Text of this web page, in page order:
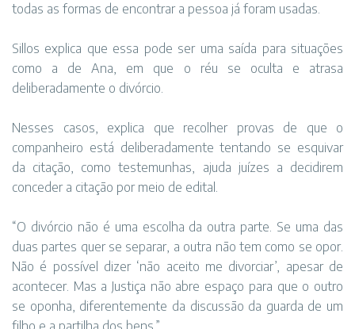
todas as formas de encontrar a pessoa já foram usadas.
Sillos explica que essa pode ser uma saída para situações
como a de Ana, em que o réu se oculta e atrasa
deliberadamente o divórcio.
Nesses casos, explica que recolher provas de que o
companheiro está deliberadamente tentando se esquivar
da citação, como testemunhas, ajuda juízes a decidirem
conceder a citação por meio de edital.
“O divórcio não é uma escolha da outra parte. Se uma das
duas partes quer se separar, a outra não tem como se opor.
Não é possível dizer ‘não aceito me divorciar’, apesar de
acontecer. Mas a Justiça não abre espaço para que o outro
se oponha, diferentemente da discussão da guarda de um
filho e a partilha dos bens.”